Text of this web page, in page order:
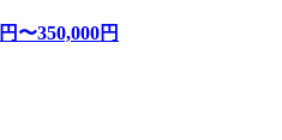
円〜350,000円